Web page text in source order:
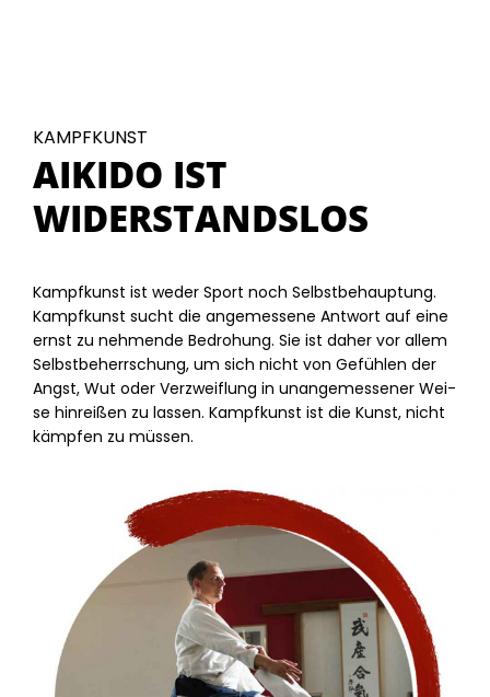
KAMPFKUNST
AIKIDO IST
WIDERSTANDSLOS
Kampf­kunst ist we­der Sport noch Selbst­be­haup­tung.
Kampf­kunst sucht die an­ge­mes­se­ne Ant­wort auf eine
ernst zu neh­men­de Be­dro­hung. Sie ist da­her vor al­lem
Selbst­be­herr­schung, um sich nicht von Ge­füh­len der
Angst, Wut oder Ver­zweif­lung in un­an­ge­mes­se­ner Wei­
se hin­rei­ßen zu las­sen. Kampf­kunst ist die Kunst, nicht
kämp­fen zu müs­sen.